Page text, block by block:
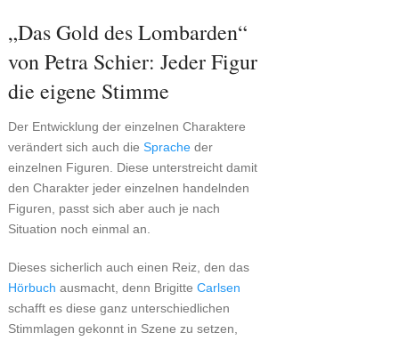
„Das Gold des Lombarden“
von Petra Schier: Jeder Figur
die eigene Stimme
Der Entwicklung der einzelnen Charaktere
verändert sich auch die Spracheder
einzelnen Figuren. Diese unterstreicht damit
den Charakter jeder einzelnen handelnden
Figuren, passt sich aber auch je nach
Situation noch einmal an.
Dieses sicherlich auch einen Reiz, den das
Hörbuch ausmacht, denn Brigitte Carlsen
schafft es diese ganz unterschiedlichen
Stimmlagen gekonnt in Szene zu setzen,